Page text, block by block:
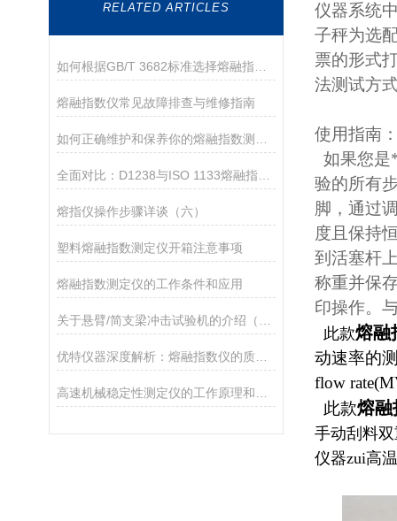
RELATED ARTICLES
熔融指数仪常见故障排查与维修指南
熔指仪操作步骤详谈（六）
塑料熔融指数测定仪开箱注意事项
熔融指数测定仪的工作条件和应用
仪器系统
子秤为选
票的形式
法测试方
使用指南
如果您是
验的所有
脚，通过
度且保持
到活塞杆
称重并保
印操作。
此款熔融
动速率的
flow
此款熔融
手动刮料
仪器zui高